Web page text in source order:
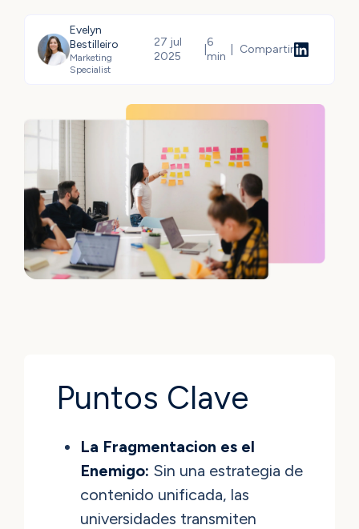
Evelyn
Bestilleiro
Marketing
Specialist
27 jul
2025
6
min
Compartir
Compartir
Puntos Clave
La Fragmentacion es el
Enemigo: Sin una estrategia de
contenido unificada, las
universidades transmiten